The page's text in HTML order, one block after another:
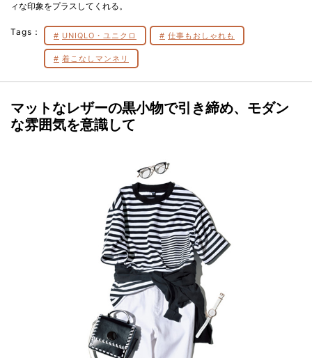
ィな印象をプラスしてくれる。
Tags： UNIQLO・ユニクロ 仕事もおしゃれも
着こなしマンネリ
マットなレザーの黒小物で引き締め、モダン
な雰囲気を意識して